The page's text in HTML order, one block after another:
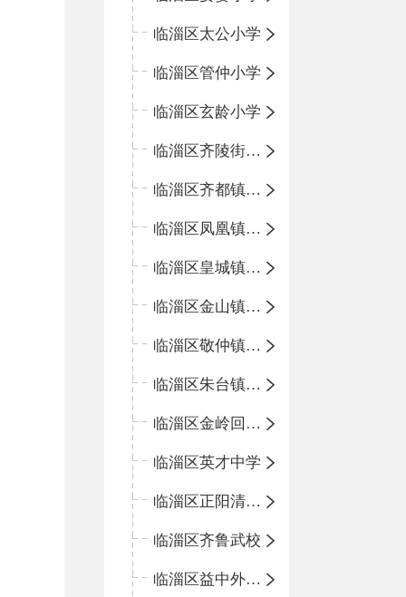
临淄区太公小学
临淄区管仲小学
临淄区玄龄小学
临淄区齐陵街道中心学校
临淄区齐都镇中心学校
临淄区凤凰镇中心学校
临淄区皇城镇中心学校
临淄区金山镇中心学校
临淄区敬仲镇中心学校
临淄区朱台镇中心学校
临淄区金岭回族镇中心学校
临淄区英才中学
临淄区正阳清北实验学校
临淄区齐鲁武校
临淄区益中外语学校